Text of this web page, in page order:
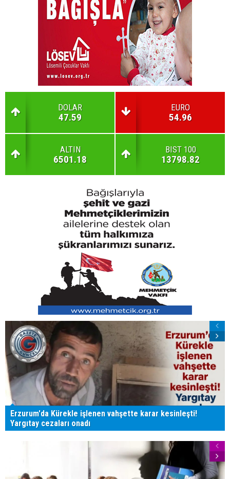
DOLAR
47.59
EURO
54.96
ALTIN
6501.18
BIST 100
13798.82
Erzurum'da Kürekle işlenen vahşette karar kesinleşti!
Yargıtay cezaları onadı